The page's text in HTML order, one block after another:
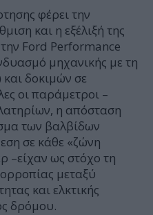
φέρει την
και η εξέλιξή της
Ford Performance
μηχανικής με τη
και δοκιμών σε
οι παράμετροι –
η απόσταση
των βαλβίδων
σε κάθε «ζώνη
–είχαν ως στόχο τη
μεταξύ
και ελκτικής
δρόμου.